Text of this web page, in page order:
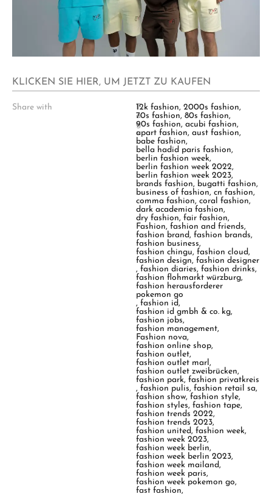
KLICKEN SIE HIER, UM JETZT ZU KAUFEN
Share with
T
a
g
s
:
12k fashion,2000s fashion,
70s fashion,80s fashion,
90s fashion,acubi fashion,
apart fashion,aust fashion,
babe fashion,
bella hadid paris fashion,
berlin fashion week,
berlin fashion week 2022,
berlin fashion week 2023,
brands fashion, bugatti fashion,
business of fashion,cn fashion,
comma fashion,coral fashion,
dark academia fashion,
dry fashion,fair fashion,
Fashion,fashion and friends,
fashion brand,fashion brands,
fashion business,
fashion chingu,fashion cloud,
fashion design,fashion designer
,fashion diaries,fashion drinks,
fashion flohmarkt würzburg,
fashion herausforderer
pokemon go
,fashion id,
fashion id gmbh & co. kg,
fashion jobs,
fashion management,
Fashion nova,
fashion online shop,
fashion outlet,
fashion outlet marl,
fashion outlet zweibrücken,
fashion park,fashion privatkreis
,fashion pulis,fashion retail sa,
fashion show,fashion style,
fashion styles,fashion tape,
fashion trends 2022,
fashion trends 2023,
fashion united,fashion week,
fashion week 2023,
fashion week berlin,
fashion week berlin 2023,
fashion week mailand,
fashion week paris,
fashion week pokemon go,
fast fashion,